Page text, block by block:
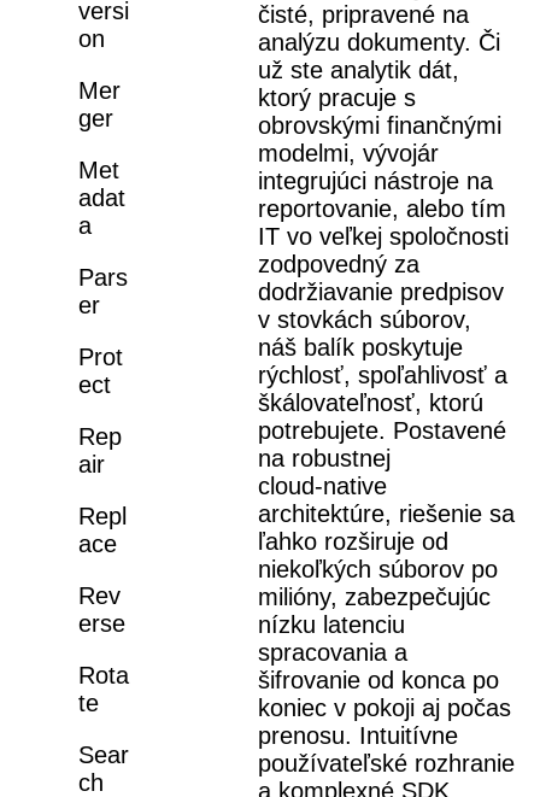
versi
on
Mer
ger
Met
adat
a
Pars
er
Prot
ect
Rep
air
Repl
ace
Rev
erse
Rota
te
Sear
ch
čisté, pripravené na
analýzu dokumenty. Či
už ste analytik dát,
ktorý pracuje s
obrovskými finančnými
modelmi, vývojár
integrujúci nástroje na
reportovanie, alebo tím
IT vo veľkej spoločnosti
zodpovedný za
dodržiavanie predpisov
v stovkách súborov,
náš balík poskytuje
rýchlosť, spoľahlivosť a
škálovateľnosť, ktorú
potrebujete. Postavené
na robustnej
cloud‑native
architektúre, riešenie sa
ľahko rozširuje od
niekoľkých súborov po
milióny, zabezpečujúc
nízku latenciu
spracovania a
šifrovanie od konca po
koniec v pokoji aj počas
prenosu. Intuitívne
používateľské rozhranie
a komplexné SDK